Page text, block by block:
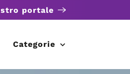
portale
Categorie